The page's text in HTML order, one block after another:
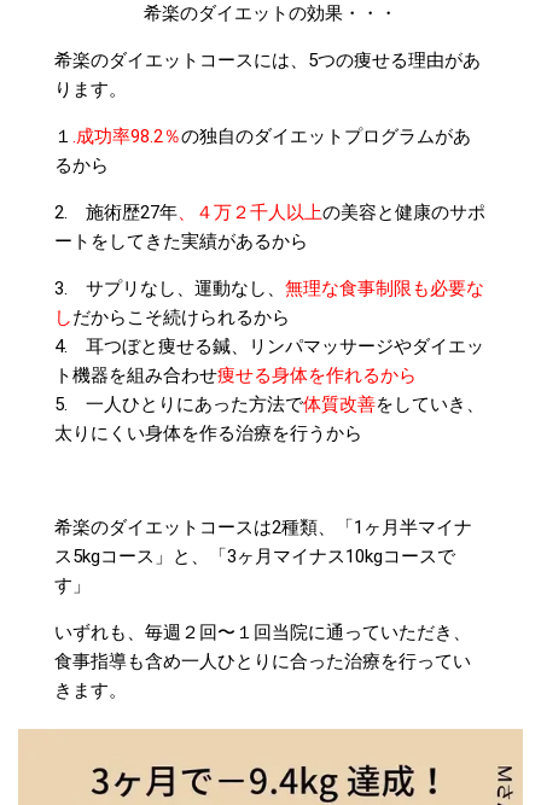
希楽のダイエットの効果・・・
希楽のダイエットコースには、5つの痩せる理由があ
ります。
１ .成功率98.2％の独自のダイエットプログラムがあ
るから
2. 施術歴27年 、４万２千人以上の美容と健康のサポ
ートをしてきた実績があるから
3. サプリなし、運動なし、 無理な食事制限も必要な
しだからこそ続けられるから
4. 耳つぼと痩せる鍼、リンパマッサージやダイエッ
ト機器を組み合わせ痩せる身体を作れるから
5. 一人ひとりにあった方法で体質改善をしていき、
太りにくい身体を作る治療を行うから
希楽のダイエットコースは2種類、「1ヶ月半マイナ
ス5kgコース」と、「3ヶ月マイナス10kgコースで
す」
いずれも、毎週２回〜１回当院に通っていただき、
食事指導も含め一人ひとりに合った治療を行ってい
きます。